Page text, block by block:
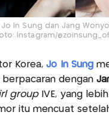
Jo In Sung dan Jang
Instagram/
Korea,Jo In Sung
berpacaran dengan
groupIVE, yang
itu mencuat